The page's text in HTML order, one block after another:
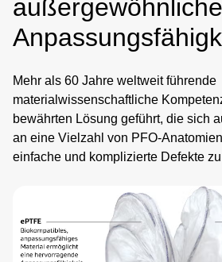
außergewöhnliche
Mehr als 60 Jahre weltweit führende
materialwissenschaftliche
bewährten Lösung geführt, die sich
an eine Vielzahl von PFO-
einfache und komplizierte Defekte